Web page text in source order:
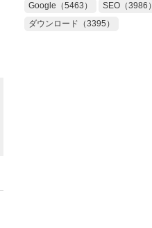
Google（5463）
SEO（3986）
ダウンロード（3395）